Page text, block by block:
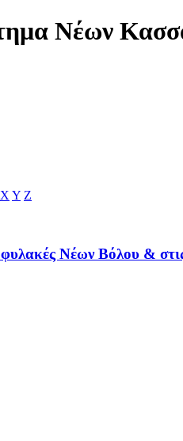
Νέων
X Y Z
φυλακές Νέων Βόλου &